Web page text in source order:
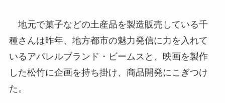
地元で菓子などの土産品を製造販売している千
種さんは昨年、地方都市の魅力発信に力を入れて
いるアパレルブランド・ビームスと、映画を製作
した松竹に企画を持ち掛け、商品開発にこぎつけ
た。